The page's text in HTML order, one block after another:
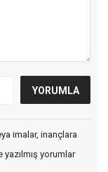
imalar, inançlara
yorumlar